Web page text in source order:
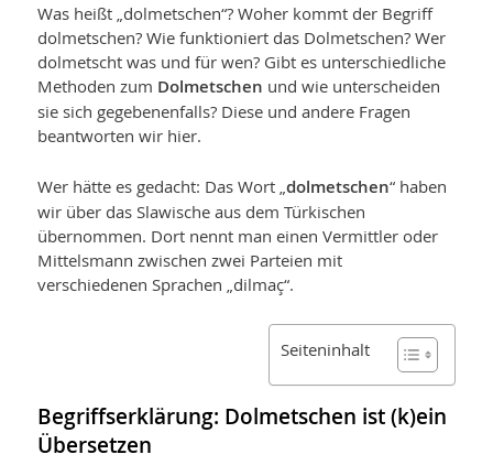
Was heißt „dolmetschen“? Woher kommt der Begriff
dolmetschen? Wie funktioniert das Dolmetschen? Wer
dolmetscht was und für wen? Gibt es unterschiedliche
Methoden zum Dolmetschen und wie unterscheiden
sie sich gegebenenfalls? Diese und andere Fragen
beantworten wir hier.
Wer hätte es gedacht: Das Wort „dolmetschen“ haben
wir über das Slawische aus dem Türkischen
übernommen. Dort nennt man einen Vermittler oder
Mittelsmann zwischen zwei Parteien mit
verschiedenen Sprachen „dilmaç“.
Seiteninhalt
Begriffserklärung: Dolmetschen ist (k)ein
Übersetzen